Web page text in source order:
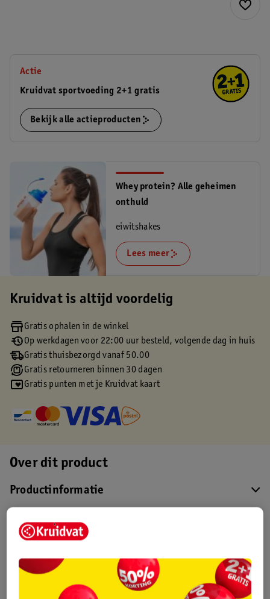
Actie
Kruidvat sportvoeding 2+1 gratis
Bekijk alle actieproducten
Whey protein? Alle geheimen
onthuld
eiwitshakes
Lees meer
Kruidvat is altijd voordelig
Gratis ophalen in de winkel
Op werkdagen voor 22:00 uur besteld, volgende dag in huis
Gratis thuisbezorgd vanaf 50.00
Gratis retourneren binnen 30 dagen
Gratis punten met je Kruidvat kaart
Over dit product
Productinformatie
Etiketinformatie
Nature Impact Score
Dit product heeft (nog) geen Nature
Impact Score.